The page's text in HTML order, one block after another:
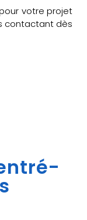
votre projet
contactant dès